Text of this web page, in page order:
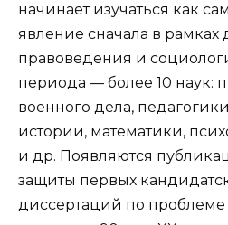
начинает изучаться как
явление сначала в рамках
правоведения и
периода — более 10 наук:
военного дела,
истории, математики,
и др. Появляются
защиты первых
диссертаций по проблеме